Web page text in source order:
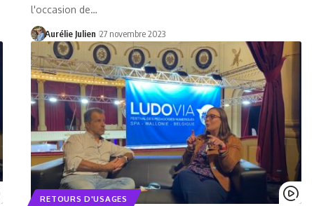
l'occasion de…
Aurélie Julien 27 novembre 2023
RETOURS D'USAGES